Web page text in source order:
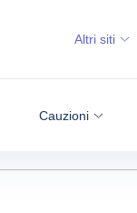
Cauzioni
Altri siti